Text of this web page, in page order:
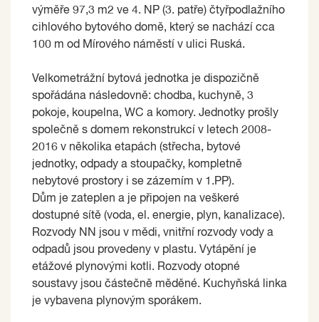
výměře 97,3 m2 ve 4. NP (3. patře) čtyřpodlažního
cihlového bytového domě, který se nachází cca
100 m od Mírového náměstí v ulici Ruská.
Velkometrážní bytová jednotka je dispozičně
spořádána následovně: chodba, kuchyně, 3
pokoje, koupelna, WC a komory. Jednotky prošly
společně s domem rekonstrukcí v letech 2008-
2016 v několika etapách (střecha, bytové
jednotky, odpady a stoupačky, kompletně
nebytové prostory i se zázemím v 1.PP).
Dům je zateplen a je připojen na veškeré
dostupné sítě (voda, el. energie, plyn, kanalizace).
Rozvody NN jsou v mědi, vnitřní rozvody vody a
odpadů jsou provedeny v plastu. Vytápění je
etážové plynovými kotli. Rozvody otopné
soustavy jsou částečně měděné. Kuchyňská linka
je vybavena plynovým sporákem.